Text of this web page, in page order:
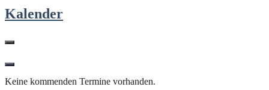
Kalender
Keine kommenden Termine vorhanden.